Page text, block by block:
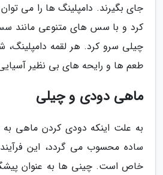
جای بگیرند. دامپلینگ ها را می
کرد و با سس های متنوعی مانند
چیلی سرو کرد. هر لقمه دامپلینگ،
طعم ها و رایحه های بی نظیر
ماهی دودی و چیلی
به علت اینکه دودی کردن ماهی
ساده محسوب می گردد، این
خاص است. چینی ها به عنوان